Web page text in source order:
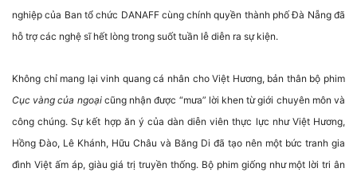
nghiệp của Ban tổ chức DANAFF cùng chính quyền thành phố Đà Nẵng đã
hỗ trợ các nghệ sĩ hết lòng trong suốt tuần lễ diễn ra sự kiện.
Không chỉ mang lại vinh quang cá nhân cho Việt Hương, bản thân bộ phim
Cục vàng của ngoạicũng nhận được “mưa” lời khen từ giới chuyên môn và
công chúng. Sự kết hợp ăn ý của dàn diễn viên thực lực như Việt Hương,
Hồng Đào, Lê Khánh, Hữu Châu và Băng Di đã tạo nên một bức tranh gia
đình Việt ấm áp, giàu giá trị truyền thống. Bộ phim giống như một lời tri ân